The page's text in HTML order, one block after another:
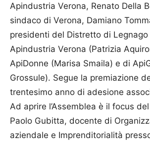
Apindustria Verona, Renato Della
sindaco di Verona, Damiano
presidenti del Distretto di Legnago
Apindustria Verona (Patrizia
ApiDonne (Marisa Smaila) e di
Grossule). Segue la premiazione
trentesimo anno di adesione
Ad aprire l’Assemblea è il focus
Paolo Gubitta, docente di
aziendale e Imprenditorialità